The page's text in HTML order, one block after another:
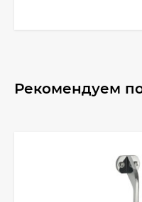
Рекомендуем